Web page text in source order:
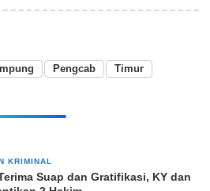
Pengcab Timur
KRIMINAL
Suap dan Gratifikasi, KY dan